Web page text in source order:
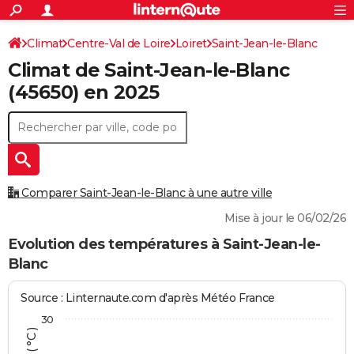
ACTUALITÉS
Politique
Société
Faits Divers
Education
Monde
Villes
+
SPORT
Coupe du monde 2026
Football
Tennis
Cyclisme
Rugby
Forum
Programme TV
TNT
Streaming
Cinéma
Sorties cinéma
Musique
+
FINANCE
Retraite
Impôts
Epargne
Immobilier
Risques naturels par ville
Banque
Assurance
Crédit
AUTO
Essais
Réserver un essai
Citadines
Berlines
SUV
Forum auto
+
HIGH-TECH
Forum
Aménagement intérieur
Extérieur
Cuisine
Salle de bains
Jardinage
Rangement
+WEEK-END
Guides de France
Escapades
Patrimoine
Expositions
Musées
Week-end nature
+
Art de vivre
Bien-être
Loisirs
Mode
Modes de vie
Alimentation
Guide de la santé
Maladies
Médicaments
Sommeil
VOYAGE
Rechercher
S'inscrire
Connexion
Climat Centre-Val de Loire Loiret Saint-Jean-le-Blanc
Climat de Saint-Jean-le-Blanc
(45650) en 2025
Comparer Saint-Jean-le-Blanc à une autre ville
Mise à jour le 06/02/26
Evolution des températures à Saint-Jean-le-
Blanc
Source : Linternaute.com d'après Météo France
30